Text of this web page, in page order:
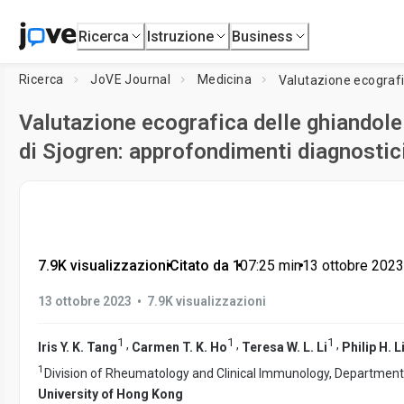
Ricerca Istruzione Business
Ricerca JoVE Journal Medicina
Valutazione ecografica delle
di Sjogren: approfondimenti
7.9K visualizzazioni•Citato da 1•07:25 min•13 ottobre 2023
13 ottobre 2023 • 7.9K visualizzazioni
Iris Y. K. Tang1 , Carmen T. K. Ho1 , Teresa W. L. Li1 , Philip H. Li
1 Division of Rheumatology and Clinical Immunology,
University of Hong Kong